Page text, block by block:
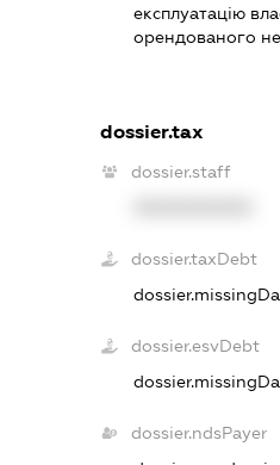
експлуатацію
орендованого
dossier.tax
dossier.staff
dossier.taxDebt
dossier.esvDebt
dossier.ndsPayer